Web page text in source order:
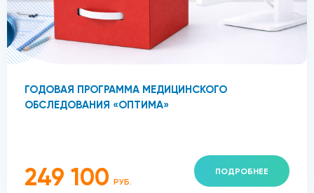
ГОДОВАЯ ПРОГРАММА МЕДИЦИНСКОГО
ОБСЛЕДОВАНИЯ «ОПТИМА»
249 100 РУБ.
ПОДРОБНЕЕ